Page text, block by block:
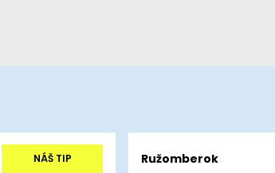
NÁŠ TIP Ružomberok